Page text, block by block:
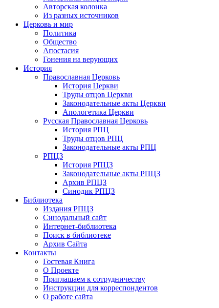
Авторская колонка
Из разных источников
Церковь и мир
Политика
Общество
Апостасия
Гонения на верующих
История
Православная Церковь
История Церкви
Труды отцов Церкви
Законодательные акты Церкви
Апологетика Церкви
Русская Православная Церковь
История РПЦ
Труды отцов РПЦ
Законодательные акты РПЦ
РПЦЗ
История РПЦЗ
Законодательные акты РПЦЗ
Архив РПЦЗ
Синодик РПЦЗ
Библиотека
Издания РПЦЗ
Синодальный сайт
Интернет-библиотека
Поиск в библиотеке
Архив Сайта
Контакты
Гостевая Книга
О Проекте
Приглашаем к сотрудничеству
Инструкции для корреспондентов
О работе сайта